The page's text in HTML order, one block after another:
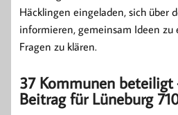
Häcklingen eingeladen, sich über
informieren, gemeinsam Ideen zu
Fragen zu klären.
37 Kommunen beteiligt
Beitrag für Lüneburg